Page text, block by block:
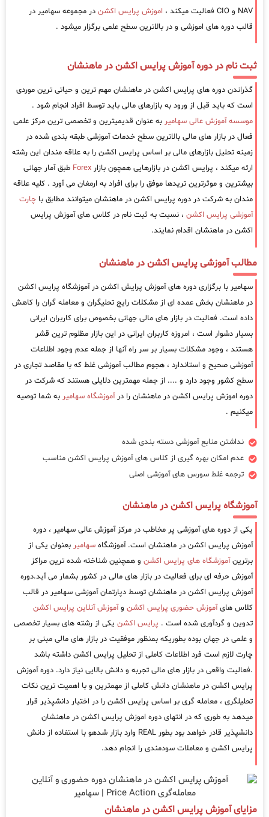
NAV و CIO فعالیت میکند ،
اموزش پرایس اکشن در مجموعه سهامیر در
قالب دوره های اموزشی و در بالاترین سطح علمی برگزار میشود .
ثبت نام در دوره آموزش پرایس اکشن در ماهنشان
گذراندن دوره های پرایس اکشن در ماهنشان مهم ترین و حیاتی ترین موردی
است که باید قبل از ورود به بازارهای مالی باید توسط افراد انجام شود .
موسسه آموزش عالی سهامیر به عنوان قدیمیترین و تخصصی ترین مرکز علمی
فعال در بازار های مالی بالاترین سطح خدمات آموزشی طبقه بندی شده در
زمینه تحلیل بازارهای مالی بر اساس پرایس اکشن را به علاقه مندان این رشته
ارئه میکند ، پرایس اکشن در بازارهایی همچون بازار Forex طبق آمار جهانی
بیشترین و موثرترین تریدها موفق را برای افراد به ارمغان می آورد . کلیه علاقه
مندان به شرکت در دوره پرایس اکشن در ماهنشان میتوانند مطابق با چارت
آموزشی پرایس اکشن ، نسبت به ثبت نام در کلاس های آموزش پرایس
اکشن در ماهنشان اقدام نمایند.
مطالب آموزشی پرایس اکشن در ماهنشان
سهامیر با برگزاری دوره های آموزش پرایش اکشن در آموزشگاه پرایس اکشن
در ماهنشان بخش عمده ای از مشکلات رایج تحلیگران و معامله گران را کاهش
داده است. فعالیت در بازار های مالی جهانی بخصوص برای کاربران ایرانی
بسیار دشوار است ، امروزه کاربران ایرانی در این بازار مظلوم ترین قشر
هستند ، وجود مشکلات بسیار بر سر راه آنها از جمله عدم وجود اطلاعات
آموزشی صحیح و استاندارد ، هجوم مطالب آموزشی غلط که با مقاصد تجاری در
سطح کشور وجود دارد و .... از جمله مهمترین دلایلی هستند که شرکت در
دوره اموزش پرایس اکشن در ماهنشان را درآموزشگاه سهامیر به شما توصیه
میکنیم .
نداشتن منابع آموزشی دسته بندی شده
عدم امکان بهره گیری از کلاس های آموزش پرایس اکشن مناسب
ترجمه غلط سورس های آموزشی اصلی
آموزشگاه پرایس اکشن در ماهنشان
یکی از دوره های آموزشی پر مخاطب در مرکز آموزش عالی سهامیر ، دوره
آموزش پرایس اکشن در ماهنشان است. آموزشگاه سهامیر بعنوان یکی از
برترینآموزشگاه های پرایس اکشن و همچنین شناخته شده ترین مراکز
آموزش حرفه ای برای فعالیت در بازار های مالی در کشور بشمار می آید.دوره
آموزش پرایس اکشن در ماهنشان توسط دپارتمان آموزشی سهامیر در قالب
کلاس هایآموزش حضوری پرایس اکشن وآموزش آنلاین پرایس اکشن
تدوین و گردآوری شده است . پرایس اکشن یکی از رشته های بسیار تخصصی
و علمی در جهان بوده بطوریکه بمنظور موفقیت در بازار های مالی مبنی بر
چارت لازم است فرد اطلاعات کاملی از تحلیل پرایس اکشن داشته باشد
.فعالیت واقعی در بازار های مالی تجربه و دانش بالایی نیاز دارد. دوره آموزش
پرایس اکشن در ماهنشان دانش کاملی از مهمترین و با اهمیت ترین نکات
تحلیلگری ، معامله گری بر اساس پرایس اکشن را در اختیار دانشپذیر قرار
میدهد به طوری که در انتهای دوره اموزش پرایس اکشن در ماهنشان
دانشپذیر قادر خواهد بود بطور REAL وارد بازار شدهو با استفاده از دانش
پرایس اکشن و معاملات سودمندی را انجام دهد.
مزایای آموزش پرایس اکشن در ماهنشان